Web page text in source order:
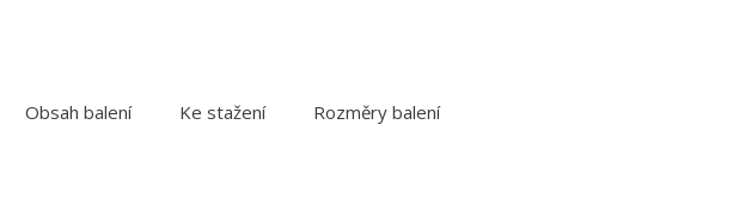
Obsah balení Ke stažení Rozměry balení